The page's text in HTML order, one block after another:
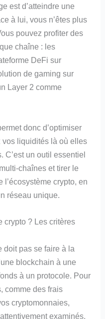
est d’atteindre une
à lui, vous n’êtes plus
pouvez profiter des
chaîne : les
DeFi sur
de gaming sur
Layer 2 comme
donc d’optimiser
vos liquidités là où elles
C’est un outil essentiel
chaînes et tirer le
l’écosystème crypto, en
réseau unique.
crypto ? Les critères
doit pas se faire à la
blockchain à une
à un protocole. Pour
comme des frais
cryptomonnaies,
examinés.